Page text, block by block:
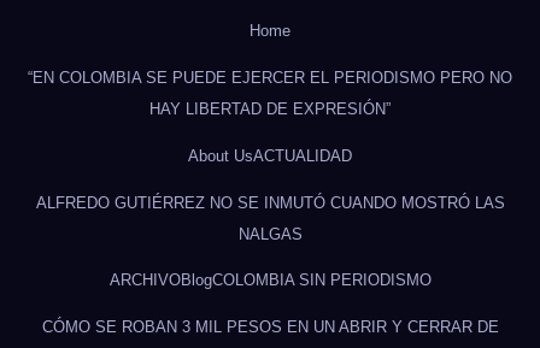
Home
“EN COLOMBIA SE PUEDE EJERCER EL PERIODISMO PERO NO
HAY LIBERTAD DE EXPRESIÓN”
About UsACTUALIDAD
ALFREDO GUTIÉRREZ NO SE INMUTÓ CUANDO MOSTRÓ LAS
NALGAS
ARCHIVOBlogCOLOMBIA SIN PERIODISMO
CÓMO SE ROBAN 3 MIL PESOS EN UN ABRIR Y CERRAR DE